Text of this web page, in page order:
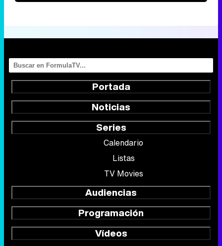
Portada
Noticias
Series
Calendario
Listas
TV Movies
Audiencias
Programación
Vídeos